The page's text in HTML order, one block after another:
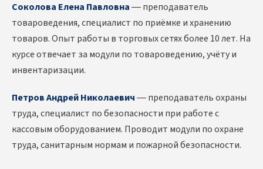
Соколова Елена Павловна— преподаватель
товароведения, специалист по приёмке и хранению
товаров. Опыт работы в торговых сетях более 10 лет. На
курсе отвечает за модули по товароведению, учёту и
инвентаризации.
Петров Андрей Николаевич— преподаватель охраны
труда, специалист по безопасности при работе с
кассовым оборудованием. Проводит модули по охране
труда, санитарным нормам и пожарной безопасности.